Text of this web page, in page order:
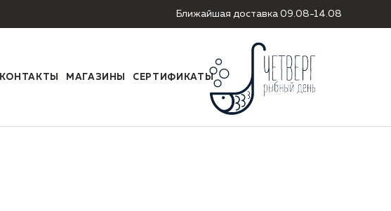
Ближайшая доставка 09.08-14.08
КОНТАКТЫ МАГАЗИНЫ СЕРТИФИКАТЫ